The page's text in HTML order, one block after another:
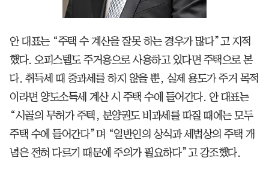
안 대표는 “주택 수 계산을 잘못 하는 경우가 많다”고 지적
했다. 오피스텔도 주거용으로 사용하고 있다면 주택으로 본
다. 취득세 때 중과세를 하지 않을 뿐, 실제 용도가 주거 목적
이라면 양도소득세 계산 시 주택 수에 들어간다. 안 대표는
“시골의 무허가 주택, 분양권도 비과세를 따질 때에는 모두
주택 수에 들어간다”며 “일반인의 상식과 세법상의 주택 개
념은 전혀 다르기 때문에 주의가 필요하다”고 강조했다.